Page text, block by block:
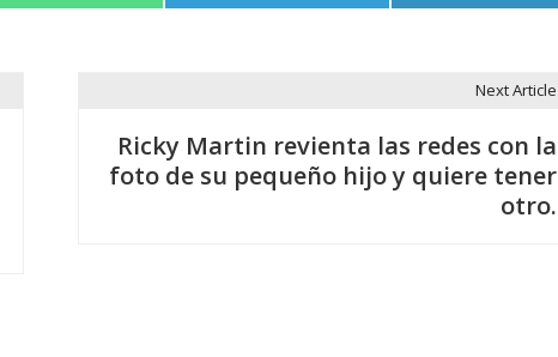
Next Article
Ricky Martin revienta las redes con la
foto de su pequeño hijo y quiere tener
otro.